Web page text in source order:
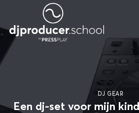
inhoud
DJ GEAR
Een dj-set voor mijn